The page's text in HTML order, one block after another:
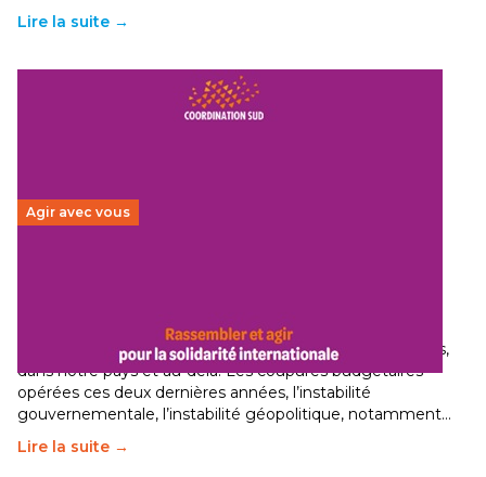
Lire la suite →
Agir avec vous
Le secteur humanitaire connaît des difficultés profondes,
dans notre pays et au-delà. Les coupures budgétaires
opérées ces deux dernières années, l’instabilité
gouvernementale, l’instabilité géopolitique, notamment…
Lire la suite →